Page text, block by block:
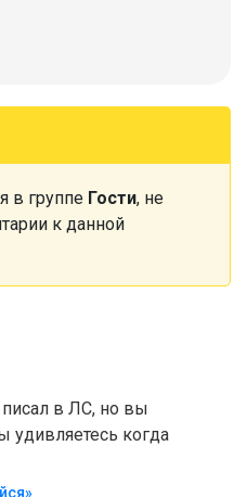
в группе Гости, не
к данной
в ЛС, но вы
удивляетесь когда